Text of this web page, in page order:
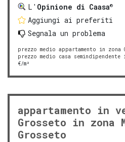
L' Opinione di Caasa®
Aggiungi ai preferiti
Segnala un problema
prezzo medio appartamento in zona
prezzo medio casa semindipendente
€/m²
appartamento in
Grosseto in zona
Grosseto